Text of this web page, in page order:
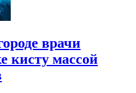
врачи
кисту массой